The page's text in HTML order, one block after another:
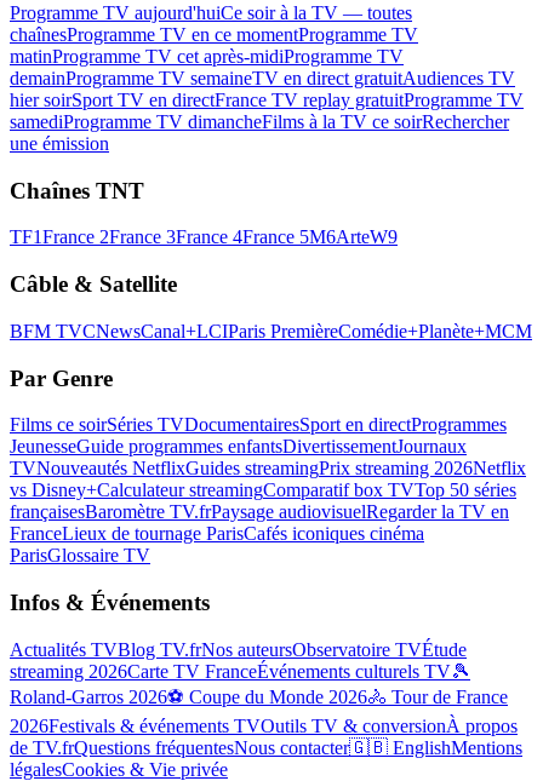
Programme TV aujourd'huiCe soir à la TV — toutes
chaînesProgramme TV en ce momentProgramme TV
matinProgramme TV cet après-midiProgramme TV
demainProgramme TV semaineTV en direct gratuitAudiences TV
hier soirSport TV en directFrance TV replay gratuitProgramme TV
samediProgramme TV dimancheFilms à la TV ce soirRechercher
une émission
Chaînes TNT
TF1France 2France 3France 4France 5M6ArteW9
Câble & Satellite
BFM TVCNewsCanal+LCIParis PremièreComédie+Planète+MCM
Par Genre
Films ce soirSéries TVDocumentairesSport en directProgrammes
JeunesseGuide programmes enfantsDivertissementJournaux
TVNouveautés NetflixGuides streamingPrix streaming 2026Netflix
vs Disney+Calculateur streamingComparatif box TVTop 50 séries
françaisesBaromètre TV.frPaysage audiovisuelRegarder la TV en
FranceLieux de tournage ParisCafés iconiques cinéma
ParisGlossaire TV
Infos & Événements
Actualités TVBlog TV.frNos auteursObservatoire TVÉtude
streaming 2026Carte TV FranceÉvénements culturels TV🎾
Roland-Garros 2026⚽ Coupe du Monde 2026🚴 Tour de France
2026Festivals & événements TVOutils TV & conversionÀ propos
de TV.frQuestions fréquentesNous contacter🇬🇧 EnglishMentions
légalesCookies & Vie privée